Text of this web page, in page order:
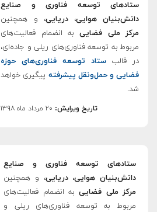
ستادهای توسعه فناوری و صنایع
دانش‌بنیان هوایی،دریایی، و همچنین
مرکز ملی فضاییبه انضمام فعالیت‌های
مربوط به توسعه فناوری‌های ریلی و جاده‌ای،
در قالبستاد توسعه فناوری‌های حوزه
فضایی و حمل‌و‌نقل پیشرفته پیگیری خواهد
شد.
تاریخ ویرایش: ۲۰ مرداد ماه ۱۳۹۸
ستادهای توسعه فناوری و صنایع
دانش‌بنیان هوایی، دریایی، و همچنین
مرکز ملی فضاییبه انضمام فعالیت‌های
مربوط به توسعه فناوری‌های ریلی و